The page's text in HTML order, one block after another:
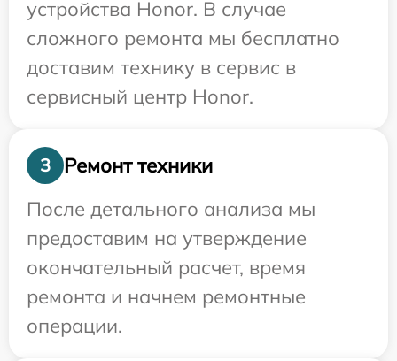
устройства Honor. В случае
сложного ремонта мы бесплатно
доставим технику в сервис в
сервисный центр Honor.
3
Ремонт техники
После детального анализа мы
предоставим на утверждение
окончательный расчет, время
ремонта и начнем ремонтные
операции.